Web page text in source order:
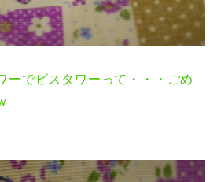
ーでビスタワーって・・・ごめ